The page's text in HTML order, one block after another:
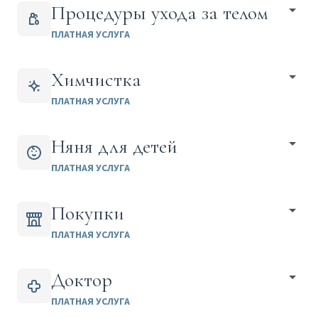
Процедуры ухода за телом
ПЛАТНАЯ УСЛУГА
Химчистка
ПЛАТНАЯ УСЛУГА
Няня для детей
ПЛАТНАЯ УСЛУГА
Покупки
ПЛАТНАЯ УСЛУГА
Доктор
ПЛАТНАЯ УСЛУГА